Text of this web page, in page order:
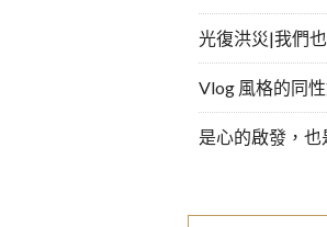
光復洪災|我們
Vlog 風格的同
是心的啟發，